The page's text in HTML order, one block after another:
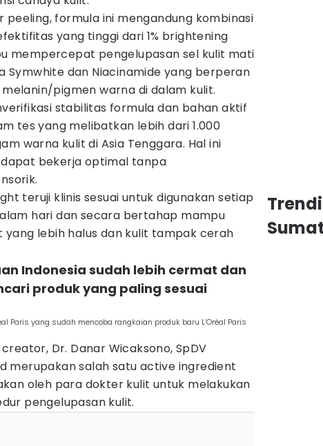
peeling, formula ini mengandung kombinasi
yang tinggi dari 1% brightening
mempercepat pengelupasan sel kulit mati
Symwhite dan Niacinamide yang berperan
pigmen warna di dalam kulit.
stabilitas formula dan bahan aktif
tes yang melibatkan lebih dari 1.000
warna kulit di Asia Tenggara. Hal ini
bekerja optimal tanpa
teruji klinis sesuai untuk digunakan setiap
hari dan secara bertahap mampu
lebih halus dan kulit tampak cerah
Indonesia sudah lebih cermat dan
produk yang paling sesuai
Paris yang sudah mencoba rangkaian produk baru L’Oréal Paris
Dr. Danar Wicaksono, SpDV
merupakan salah satu active ingredient
oleh para dokter kulit untuk melakukan
pengelupasan kulit.